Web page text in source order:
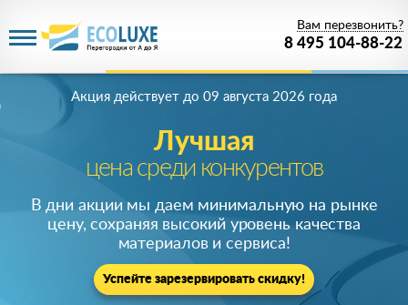
8 495 104-88-22
Вам перезвонить?
Лучшая
цена среди конкурентов
Акция действует до 09 августа 2026 года
В дни акции мы даем минимальную на рынке
цену, сохраняя высокий уровень качества
материалов и сервиса!
Успейте зарезервировать скидку!